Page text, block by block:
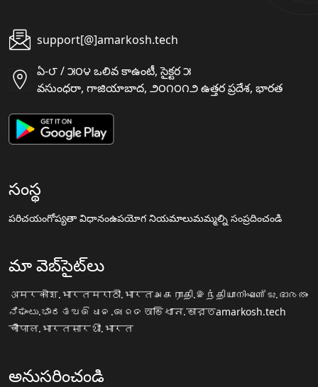
support[@]amarkosh.tech
ఏ-౮ / ౫౦౪ ఒలివ కాఉంటీ, సైక్టర ౫
వసుంధరా, గాజియాబాద, ౨౦౧౦౧౨ ఉత్తర ప్రదేశ, భారత
సంస్థ
పరిచయంగోప్యతా విధానంఉపయోగ నియమాలుమమ్మల్ని సంప్రదించండి
మా వెబ్‌సైట్‌లు
अमरकोश.भारतमराठी.भारतஅகராதி.இந்தியாനിഘണ്ടു.ഭാരതം
ನಿಘಂಟು.ಭಾರತ ଅଭିଧାନ.ଭାରତ অভিধান.ভারতamarkosh.tech
चौपाल.भारतसारथी.भारत
అనుసరించండి